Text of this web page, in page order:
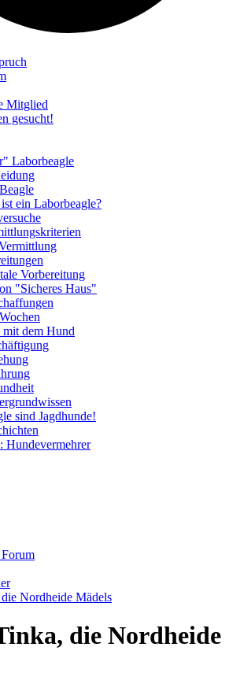
Mitglied
gesucht!
Laborbeagle
ein Laborbeagle?
Vorbereitung
"Sicheres Haus"
mit dem Hund
sind Jagdhunde!
Hundevermehrer
Nordheide Mädels
die Nordheide